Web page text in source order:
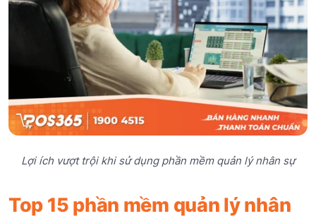
Lợi ích vượt trội khi sử dụng phần mềm quản lý nhân sự
Top 15 phần mềm quản lý nhân